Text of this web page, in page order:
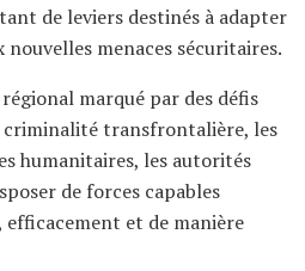
de leviers destinés à adapter
menaces sécuritaires.
marqué par des défis
transfrontalière, les
humanitaires, les autorités
de forces capables
et de manière